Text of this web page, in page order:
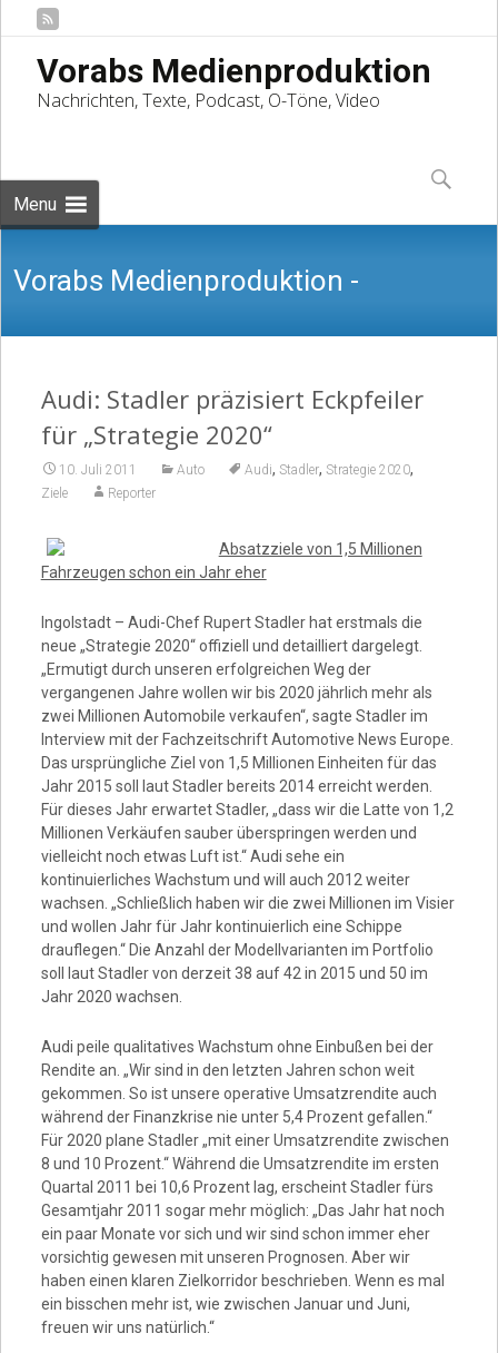
Vorabs Medienproduktion
Nachrichten, Texte, Podcast, O-Töne, Video
Menu
to
content
Suchen
nach:
Vorabs Medienproduktion -
Nachrichten, Texte, Podcast, O-Töne,
Video
Audi: Stadler präzisiert Eckpfeiler
für „Strategie 2020“
10. Juli 2011 Auto Audi, Stadler, Strategie 2020,
Ziele Reporter
Absatzziele von 1,5 Millionen
Fahrzeugen schon ein Jahr eher
Ingolstadt – Audi-Chef Rupert Stadler hat erstmals die
neue „Strategie 2020“ offiziell und detailliert dargelegt.
„Ermutigt durch unseren erfolgreichen Weg der
vergangenen Jahre wollen wir bis 2020 jährlich mehr als
zwei Millionen Automobile verkaufen“, sagte Stadler im
Interview mit der Fachzeitschrift Automotive News Europe.
Das ursprüngliche Ziel von 1,5 Millionen Einheiten für das
Jahr 2015 soll laut Stadler bereits 2014 erreicht werden.
Für dieses Jahr erwartet Stadler, „dass wir die Latte von 1,2
Millionen Verkäufen sauber überspringen werden und
vielleicht noch etwas Luft ist.“ Audi sehe ein
kontinuierliches Wachstum und will auch 2012 weiter
wachsen. „Schließlich haben wir die zwei Millionen im Visier
und wollen Jahr für Jahr kontinuierlich eine Schippe
drauflegen.“ Die Anzahl der Modellvarianten im Portfolio
soll laut Stadler von derzeit 38 auf 42 in 2015 und 50 im
Jahr 2020 wachsen.
Audi peile qualitatives Wachstum ohne Einbußen bei der
Rendite an. „Wir sind in den letzten Jahren schon weit
gekommen. So ist unsere operative Umsatzrendite auch
während der Finanzkrise nie unter 5,4 Prozent gefallen.“
Für 2020 plane Stadler „mit einer Umsatzrendite zwischen
8 und 10 Prozent.“ Während die Umsatzrendite im ersten
Quartal 2011 bei 10,6 Prozent lag, erscheint Stadler fürs
Gesamtjahr 2011 sogar mehr möglich: „Das Jahr hat noch
ein paar Monate vor sich und wir sind schon immer eher
vorsichtig gewesen mit unseren Prognosen. Aber wir
haben einen klaren Zielkorridor beschrieben. Wenn es mal
ein bisschen mehr ist, wie zwischen Januar und Juni,
freuen wir uns natürlich.“